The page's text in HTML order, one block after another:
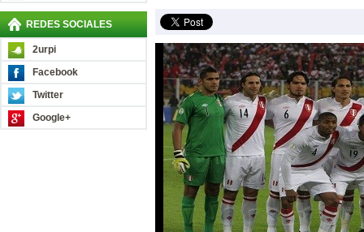
REDES SOCIALES
2urpi
Facebook
Twitter
Google+